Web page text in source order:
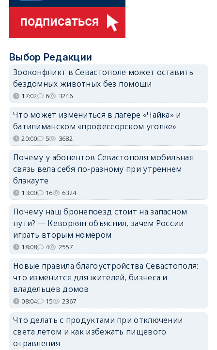
Выбор Редакции
Зооконфликт в Севастополе может оставить
бездомных животных без помощи
17:02 6 3246
Что может измениться в лагере «Чайка» и
батилиманском «профессорском уголке»
20:00 5 3682
Почему у абонентов Севастополя мобильная
связь вела себя по-разному при утреннем
блэкауте
13:00 16 6324
Почему наш бронепоезд стоит на запасном
пути? — Кеворкян объяснил, зачем России
играть вторым номером
18:08 4 2557
Новые правила благоустройства Севастополя:
что изменится для жителей, бизнеса и
владельцев домов
08:04 15 2367
Что делать с продуктами при отключении
света летом и как избежать пищевого
отравления